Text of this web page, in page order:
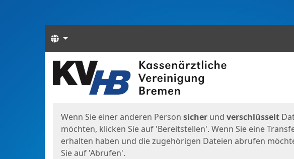
Sprachen
Start
Wenn Sie einer anderen Person sicher und verschlüsselt
möchten, klicken Sie auf 'Bereitstellen'. Wenn Sie eine
erhalten haben und die zugehörigen Dateien abrufen
Sie auf 'Abrufen'.